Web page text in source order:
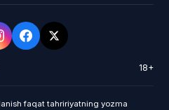
18+
faqat tahririyatning yozma